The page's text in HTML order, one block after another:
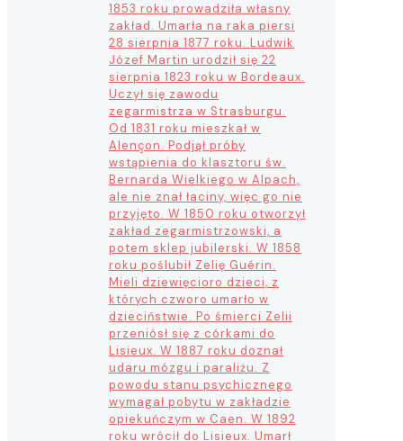
1853 roku prowadziła własny
zakład. Umarła na raka piersi
28 sierpnia 1877 roku. Ludwik
Józef Martin urodził się 22
sierpnia 1823 roku w Bordeaux.
Uczył się zawodu
zegarmistrza w Strasburgu.
Od 1831 roku mieszkał w
Alençon. Podjął próby
wstąpienia do klasztoru św.
Bernarda Wielkiego w Alpach,
ale nie znał łaciny, więc go nie
przyjęto. W 1850 roku otworzył
zakład zegarmistrzowski, a
potem sklep jubilerski. W 1858
roku poślubił Zelię Guérin.
Mieli dziewięcioro dzieci, z
których czworo umarło w
dzieciństwie. Po śmierci Zelii
przeniósł się z córkami do
Lisieux. W 1887 roku doznał
udaru mózgu i paraliżu. Z
powodu stanu psychicznego
wymagał pobytu w zakładzie
opiekuńczym w Caen. W 1892
roku wrócił do Lisieux. Umarł